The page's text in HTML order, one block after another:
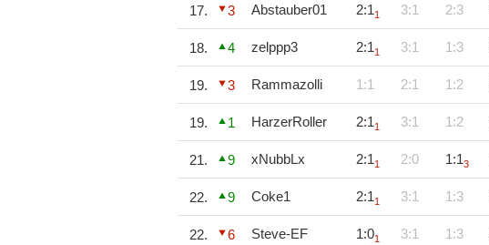
17. 3 Abstauber01 2:11 3:1 2:3
18. 4 zelppp3 2:11 3:1 1:3
19. 3 Rammazolli 1:1 2:1 1:2
19. 1 HarzerRoller 2:11 3:1 1:2
21. 9 xNubbLx 2:11 2:0 1:13
22. 9 Coke1 2:11 3:1 1:3
22. 6 Steve-EF 1:01 3:1 1:3